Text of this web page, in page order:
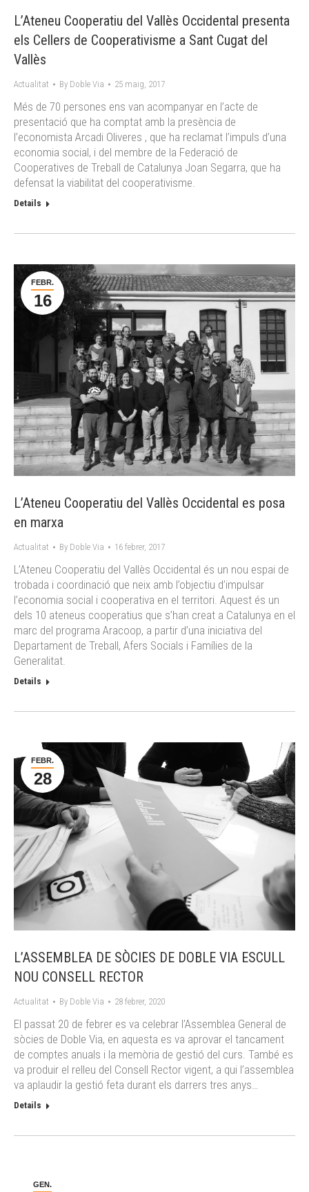
L’Ateneu Cooperatiu del Vallès Occidental presenta
els Cellers de Cooperativisme a Sant Cugat del
Vallès
Actualitat By Doble Via 25 maig, 2017
Més de 70 persones ens van acompanyar en l’acte de
presentació que ha comptat amb la presència de
l’economista Arcadi Oliveres , que ha reclamat l’impuls d’una
economia social, i del membre de la Federació de
Cooperatives de Treball de Catalunya Joan Segarra, que ha
defensat la viabilitat del cooperativisme.
Details
FEBR.
16
L’Ateneu Cooperatiu del Vallès Occidental es posa
en marxa
Actualitat By Doble Via 16 febrer, 2017
L’Ateneu Cooperatiu del Vallès Occidental és un nou espai de
trobada i coordinació que neix amb l’objectiu d’impulsar
l’economia social i cooperativa en el territori. Aquest és un
dels 10 ateneus cooperatius que s’han creat a Catalunya en el
marc del programa Aracoop, a partir d’una iniciativa del
Departament de Treball, Afers Socials i Famílies de la
Generalitat.
Details
FEBR.
28
L’ASSEMBLEA DE SÒCIES DE DOBLE VIA ESCULL
NOU CONSELL RECTOR
Actualitat By Doble Via 28 febrer, 2020
El passat 20 de febrer es va celebrar l’Assemblea General de
sòcies de Doble Via, en aquesta es va aprovar el tancament
de comptes anuals i la memòria de gestió del curs. També es
va produir el relleu del Consell Rector vigent, a qui l’assemblea
va aplaudir la gestió feta durant els darrers tres anys…
Details
GEN.